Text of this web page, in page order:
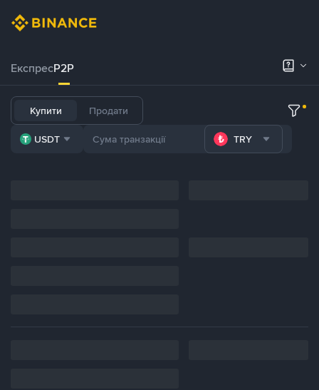
ЕкспресP2P
Купити Продати
USDT TRY